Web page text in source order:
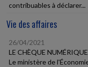
contribuables à déclarer...
Vie des affaires
26/04/2021
LE CHÈQUE
Le ministère de